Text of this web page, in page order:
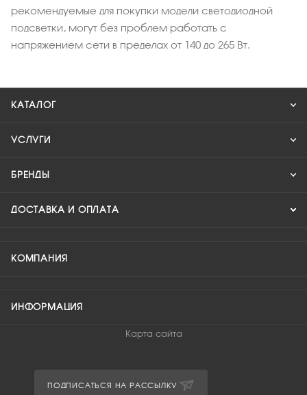
рекомендуемые для покупки модели светодиодной
подсветки, могут без проблем работать с
напряжением сети в пределах от 140 до 265 Вт.
КАТАЛОГ
УСЛУГИ
БРЕНДЫ
ДОСТАВКА И ОПЛАТА
КОМПАНИЯ
ИНФОРМАЦИЯ
Карта сайта
ПОДПИСАТЬСЯ НА РАССЫЛКУ